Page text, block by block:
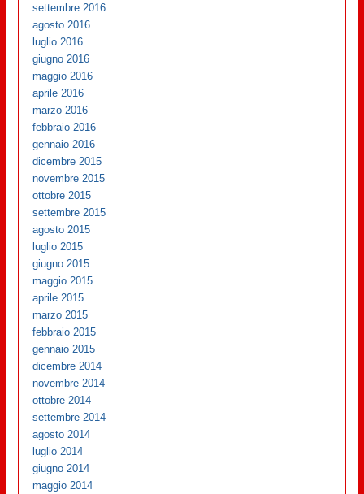
settembre 2016
agosto 2016
luglio 2016
giugno 2016
maggio 2016
aprile 2016
marzo 2016
febbraio 2016
gennaio 2016
dicembre 2015
novembre 2015
ottobre 2015
settembre 2015
agosto 2015
luglio 2015
giugno 2015
maggio 2015
aprile 2015
marzo 2015
febbraio 2015
gennaio 2015
dicembre 2014
novembre 2014
ottobre 2014
settembre 2014
agosto 2014
luglio 2014
giugno 2014
maggio 2014